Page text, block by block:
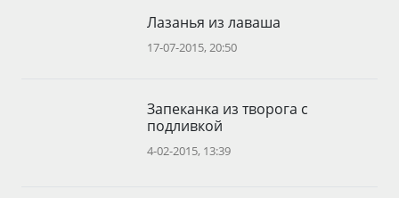
Лазанья из лаваша
17-07-2015, 20:50
Запеканка из творога с
подливкой
4-02-2015, 13:39